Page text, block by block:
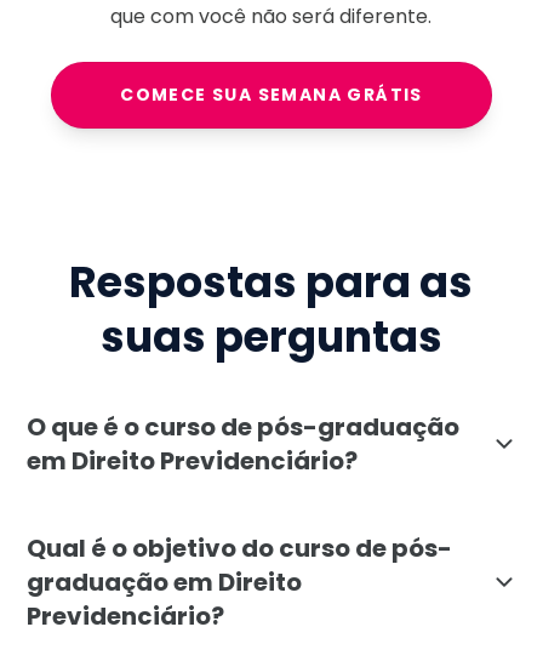
que com você não será diferente.
COMECE SUA SEMANA GRÁTIS
Respostas para as
suas perguntas
O que é o curso de pós-graduação
em Direito Previdenciário?
Qual é o objetivo do curso de pós-
graduação em Direito
Previdenciário?